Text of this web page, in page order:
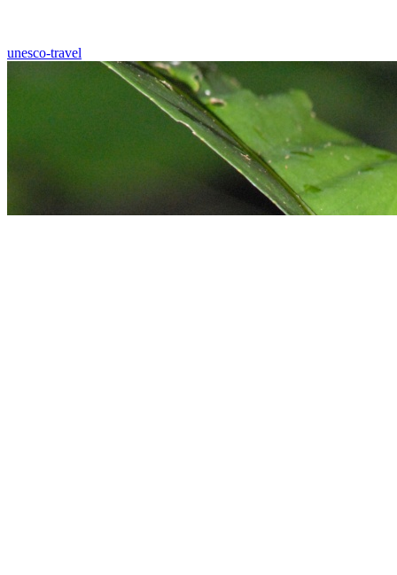
unesco-travel